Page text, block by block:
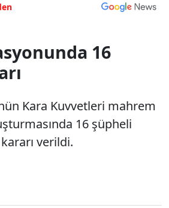
16
Kara Kuvvetleri mahrem
16 şüpheli
verildi.